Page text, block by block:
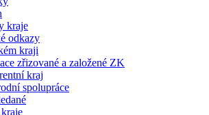
kraje
odkazy
kraji
zřizované a založené ZK
kraj
spolupráce